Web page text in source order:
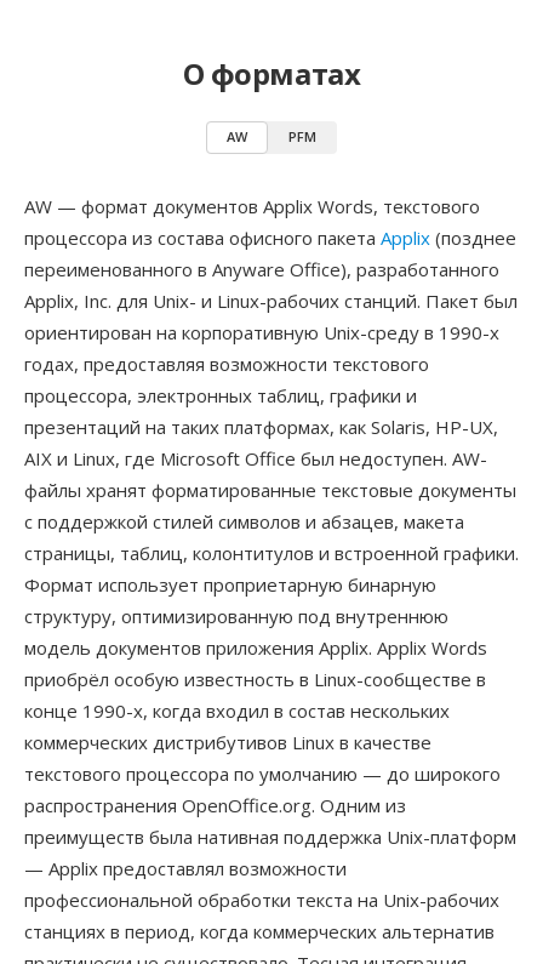
О форматах
AW PFM
AW — формат документов Applix Words, текстового
процессора из состава офисного пакета Applix (позднее
переименованного в Anyware Office), разработанного
Applix, Inc. для Unix- и Linux-рабочих станций. Пакет был
ориентирован на корпоративную Unix-среду в 1990-х
годах, предоставляя возможности текстового
процессора, электронных таблиц, графики и
презентаций на таких платформах, как Solaris, HP-UX,
AIX и Linux, где Microsoft Office был недоступен. AW-
файлы хранят форматированные текстовые документы
с поддержкой стилей символов и абзацев, макета
страницы, таблиц, колонтитулов и встроенной графики.
Формат использует проприетарную бинарную
структуру, оптимизированную под внутреннюю
модель документов приложения Applix. Applix Words
приобрёл особую известность в Linux-сообществе в
конце 1990-х, когда входил в состав нескольких
коммерческих дистрибутивов Linux в качестве
текстового процессора по умолчанию — до широкого
распространения OpenOffice.org. Одним из
преимуществ была нативная поддержка Unix-платформ
— Applix предоставлял возможности
профессиональной обработки текста на Unix-рабочих
станциях в период, когда коммерческих альтернатив